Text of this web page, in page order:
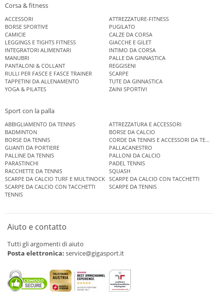
Corsa & fitness
ACCESSORI
ATTREZZATURE-FITNESS
BORSE SPORTIVE
PUGILATO
CAMICIE
CALZE DA CORSA
LEGGINGS E TIGHTS FITNESS
GIACCHE E GILET
INTEGRATORI ALIMENTARI
INTIMO DA CORSA
MANUBRI
PALLE DA GINNASTICA
PANTALONI & COLLANT
REGGISENI
RULLI PER FASCE E FASCE TRAINER
SCARPE
TAPPETINI DA ALLENAMENTO
TUTE DA GINNASTICA
YOGA & PILATES
ZAINI SPORTIVI
Sport con la palla
ABBIGLIAMENTO DA TENNIS
ATTREZZATURA E ACCESSORI
BADMINTON
BORSE DA CALCIO
BORSE DA TENNIS
CORDE DA TENNIS E ACCESSORI DA TENNIS
GUANTI DA PORTIERE
PALLACANESTRO
PALLINE DA TENNIS
PALLONI DA CALCIO
PARASTINCHI
PADEL TENNIS
RACCHETTE DA TENNIS
SQUASH
SCARPE DA CALCIO TURF E MULTINOCK SCARPE DA CALCIO CON TACCHETTI
SCARPE DA CALCIO CON TACCHETTI
SCARPE DA TENNIS
TENNIS
Aiuto e contatto
Tutti gli argomenti di aiuto
Posta elettronica: service@gigasport.it